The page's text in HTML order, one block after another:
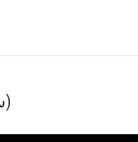
28 – Surah Al-Qasas (سُوۡرَةُ القَصَص)